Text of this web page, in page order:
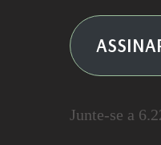
Junte-se a